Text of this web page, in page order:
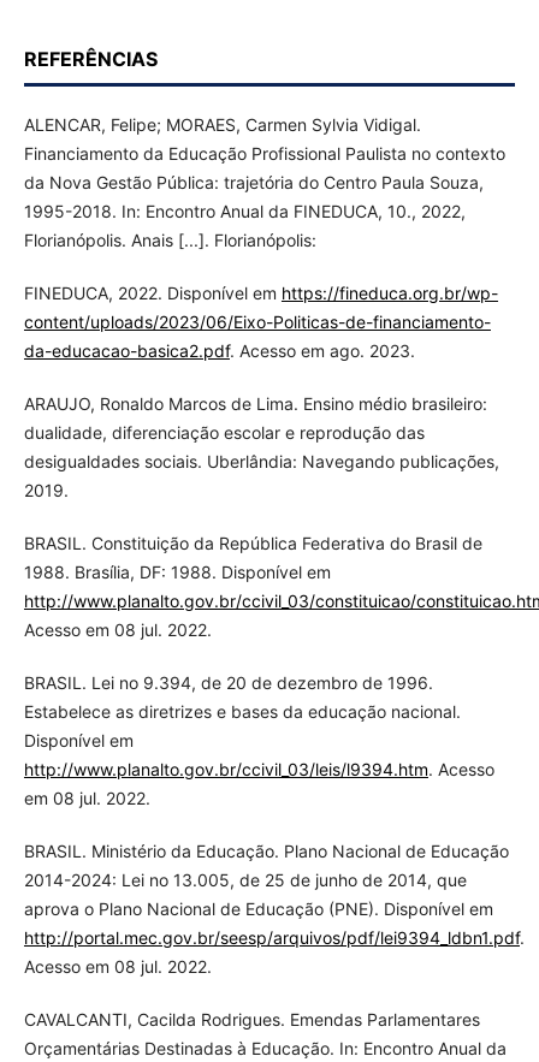
REFERÊNCIAS
ALENCAR, Felipe; MORAES, Carmen Sylvia Vidigal.
Financiamento da Educação Profissional Paulista no contexto
da Nova Gestão Pública: trajetória do Centro Paula Souza,
1995-2018. In: Encontro Anual da FINEDUCA, 10., 2022,
Florianópolis. Anais [...]. Florianópolis:
FINEDUCA, 2022. Disponível em https://fineduca.org.br/wp-
content/uploads/2023/06/Eixo-Politicas-de-financiamento-
da-educacao-basica2.pdf. Acesso em ago. 2023.
ARAUJO, Ronaldo Marcos de Lima. Ensino médio brasileiro:
dualidade, diferenciação escolar e reprodução das
desigualdades sociais. Uberlândia: Navegando publicações,
2019.
BRASIL. Constituição da República Federativa do Brasil de
1988. Brasília, DF: 1988. Disponível em
http://www.planalto.gov.br/ccivil_03/constituicao/
Acesso em 08 jul. 2022.
BRASIL. Lei no 9.394, de 20 de dezembro de 1996.
Estabelece as diretrizes e bases da educação nacional.
Disponível em
http://www.planalto.gov.br/ccivil_03/leis/l9394.htm. Acesso
em 08 jul. 2022.
BRASIL. Ministério da Educação. Plano Nacional de Educação
2014-2024: Lei no 13.005, de 25 de junho de 2014, que
aprova o Plano Nacional de Educação (PNE). Disponível em
http://portal.mec.gov.br/seesp/arquivos/pdf/lei9394_ldbn1.pdf.
Acesso em 08 jul. 2022.
CAVALCANTI, Cacilda Rodrigues. Emendas Parlamentares
Orçamentárias Destinadas à Educação. In: Encontro Anual da